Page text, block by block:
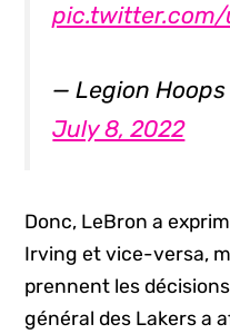
— Legion
July 8, 2022
Donc, LeBron a
Irving et vice-versa,
prennent les
général des Lakers a